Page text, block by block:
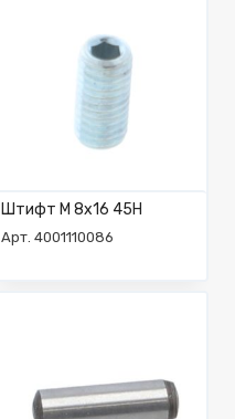
Штифт М 8х16 45H
Арт. 4001110086